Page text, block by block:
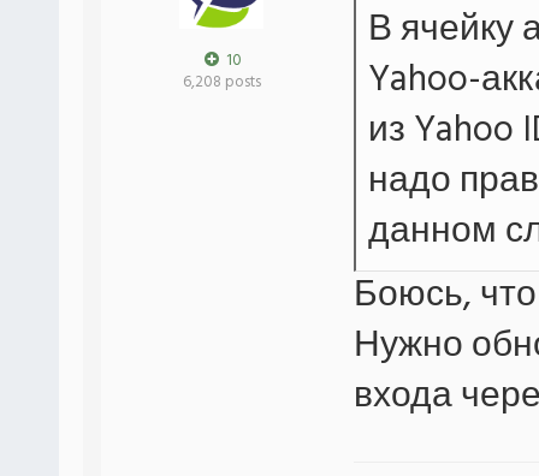
10
6,208 posts
В ячейку
Yahoo-
из Yahoo
надо
данном
Боюсь,
Нужно
входа